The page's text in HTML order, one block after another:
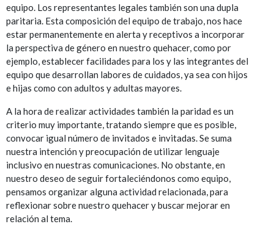
equipo. Los representantes legales también son una dupla
paritaria. Esta composición del equipo de trabajo, nos hace
estar permanentemente en alerta y receptivos a incorporar
la perspectiva de género en nuestro quehacer, como por
ejemplo, establecer facilidades para los y las integrantes del
equipo que desarrollan labores de cuidados, ya sea con hijos
e hijas como con adultos y adultas mayores.
A la hora de realizar actividades también la paridad es un
criterio muy importante, tratando siempre que es posible,
convocar igual número de invitados e invitadas. Se suma
nuestra intención y preocupación de utilizar lenguaje
inclusivo en nuestras comunicaciones. No obstante, en
nuestro deseo de seguir fortaleciéndonos como equipo,
pensamos organizar alguna actividad relacionada, para
reflexionar sobre nuestro quehacer y buscar mejorar en
relación al tema.